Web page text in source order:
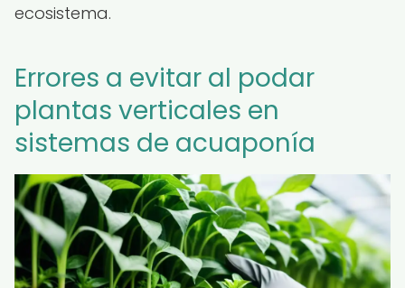
ecosistema.
Errores a evitar al podar
plantas verticales en
sistemas de acuaponía